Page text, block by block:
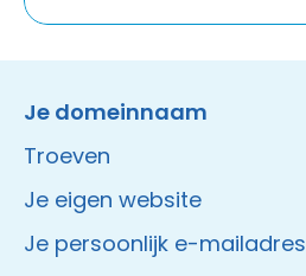
Je domeinnaam
Troeven
Je eigen website
Je persoonlijk e-mailadres